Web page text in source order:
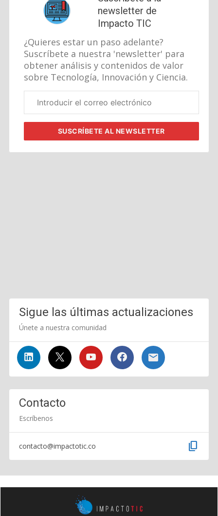
newsletter de
Impacto TIC
¿Quieres estar un paso adelante?
Suscríbete a nuestra 'newsletter' para
obtener análisis y contenidos de valor
sobre Tecnología, Innovación y Ciencia.
electrónico
SUSCRÍBETEAL NEWSLETTER
Sigue las últimas actualizaciones
Únete a nuestra comunidad
Contacto
Escríbenos
contacto@impactotic.co content_copy